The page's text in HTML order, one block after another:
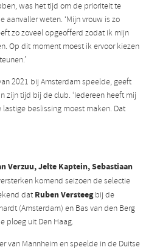
was het tijd om de prioriteit te
aanvaller weten. ‘Mijn vrouw is zo
zo zoveel opgeofferd zodat ik mijn
Op dit moment moest ik ervoor kiezen
2021 bij Amsterdam speelde, geeft
zijn tijd bij de club. ‘Iedereen heeft mij
beslissing moest maken. Dat
Verzuu, Jelte Kaptein, Sebastiaan
komend seizoen de selectie
dat Ruben Versteegbij de
(Amsterdam) en Bas van den Berg
ploeg uit Den Haag.
van Mannheim en speelde in de Duitse